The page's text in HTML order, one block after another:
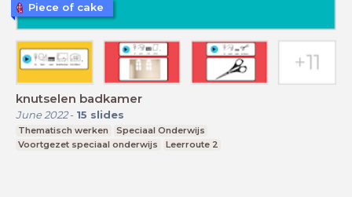
knutselen badkamer
June 2022- 15 slides
Thematisch werken
Speciaal Onderwijs
Voortgezet speciaal onderwijs
Leerroute 2
Piece of cake